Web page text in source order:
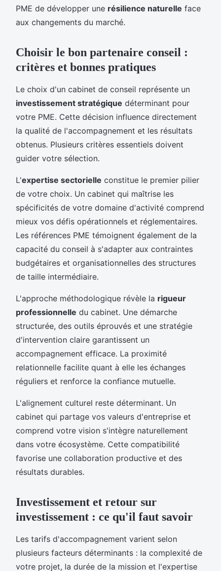
PME de développer une résilience naturelle face
aux changements du marché.
Choisir le bon partenaire conseil :
critères et bonnes pratiques
Le choix d'un cabinet de conseil représente un
investissement stratégique déterminant pour
votre PME. Cette décision influence directement
la qualité de l'accompagnement et les résultats
obtenus. Plusieurs critères essentiels doivent
guider votre sélection.
L'expertise sectorielle constitue le premier pilier
de votre choix. Un cabinet qui maîtrise les
spécificités de votre domaine d'activité comprend
mieux vos défis opérationnels et réglementaires.
Les références PME témoignent également de la
capacité du conseil à s'adapter aux contraintes
budgétaires et organisationnelles des structures
de taille intermédiaire.
L'approche méthodologique révèle la rigueur
professionnelle du cabinet. Une démarche
structurée, des outils éprouvés et une stratégie
d'intervention claire garantissent un
accompagnement efficace. La proximité
relationnelle facilite quant à elle les échanges
réguliers et renforce la confiance mutuelle.
L'alignement culturel reste déterminant. Un
cabinet qui partage vos valeurs d'entreprise et
comprend votre vision s'intègre naturellement
dans votre écosystème. Cette compatibilité
favorise une collaboration productive et des
résultats durables.
Investissement et retour sur
investissement : ce qu'il faut savoir
Les tarifs d'accompagnement varient selon
plusieurs facteurs déterminants : la complexité de
votre projet, la durée de la mission et l'expertise